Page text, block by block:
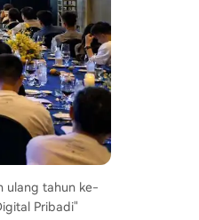
ulang tahun ke-
Pribadi"